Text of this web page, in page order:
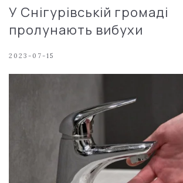
У Снігурівській громаді
пролунають вибухи
2023-07-15